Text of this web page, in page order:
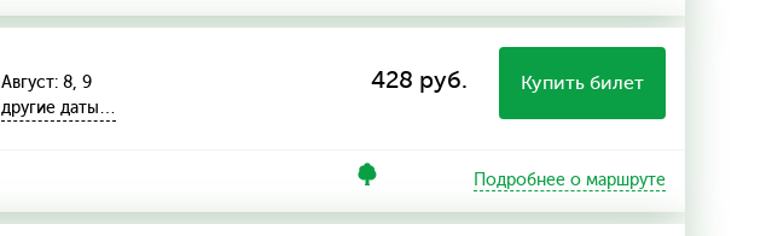
Август: 8, 9
другие даты…
428 руб. Купить билет
Подробнее о маршруте